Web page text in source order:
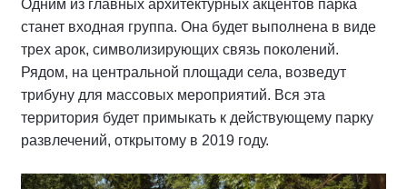
Одним из главных архитектурных акцентов парка
станет входная группа. Она будет выполнена в виде
трех арок, символизирующих связь поколений.
Рядом, на центральной площади села, возведут
трибуну для массовых мероприятий. Вся эта
территория будет примыкать к действующему парку
развлечений, открытому в 2019 году.